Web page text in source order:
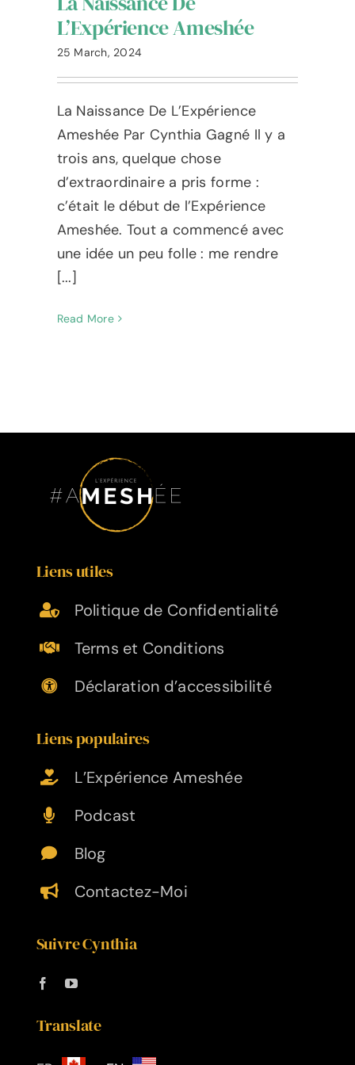
L’Expérience Ameshée
Language
L’Expérience Ameshée
25 March, 2024
La Naissance De L’Expérience
Ameshée Par Cynthia Gagné Il y a
trois ans, quelque chose
d’extraordinaire a pris forme :
c’était le début de l’Expérience
Ameshée. Tout a commencé avec
une idée un peu folle : me rendre
[...]
Read More
Liens utiles
Politique de Confidentialité
Terms et Conditions
Déclaration d’accessibilité
Liens populaires
L’Expérience Ameshée
Podcast
Blog
Contactez-Moi
Suivre Cynthia
Translate